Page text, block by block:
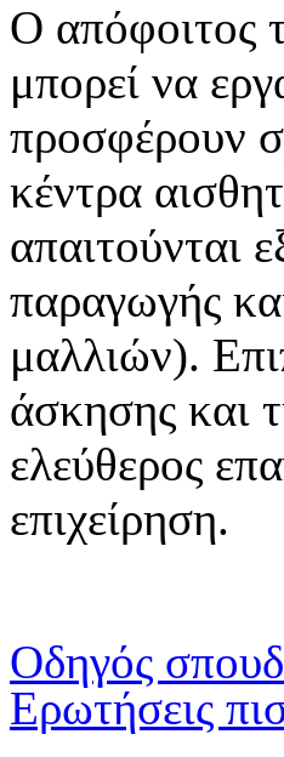
Ο απόφοιτος
μπορεί να
προσφέρουν
κέντρα
απαιτούνται
παραγωγής
μαλλιών).
άσκησης και
ελεύθερος
επιχείρηση.
Οδηγός
Ερωτήσεις